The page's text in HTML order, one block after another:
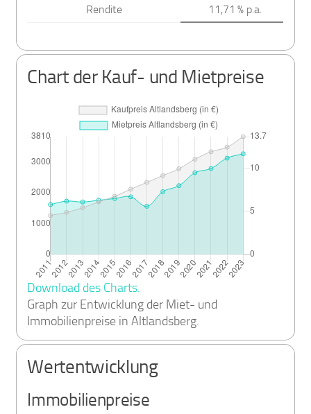
Rendite 11,71 % p.a.
Chart der Kauf- und Mietpreise
Download des Charts.
Graph zur Entwicklung der Miet- und
Immobilienpreise in Altlandsberg.
Wertentwicklung
Immobilienpreise